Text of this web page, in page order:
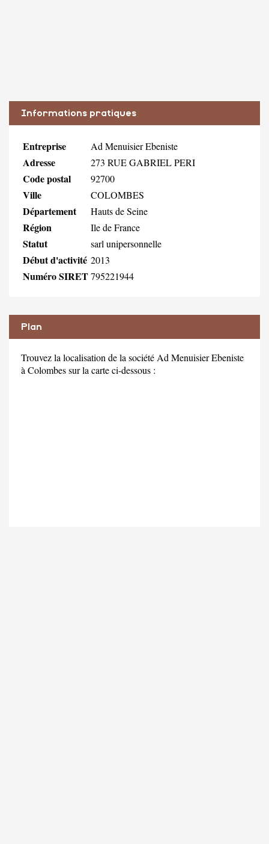
Informations pratiques
Entreprise Ad Menuisier Ebeniste
Adresse 273 RUE GABRIEL PERI
Code postal 92700
Ville COLOMBES
Département Hauts de Seine
Région Ile de France
Statut sarl unipersonnelle
Début d'activité 2013
Numéro SIRET795221944
Plan
Trouvez la localisation de la société Ad Menuisier Ebeniste
à Colombes sur la carte ci-dessous :